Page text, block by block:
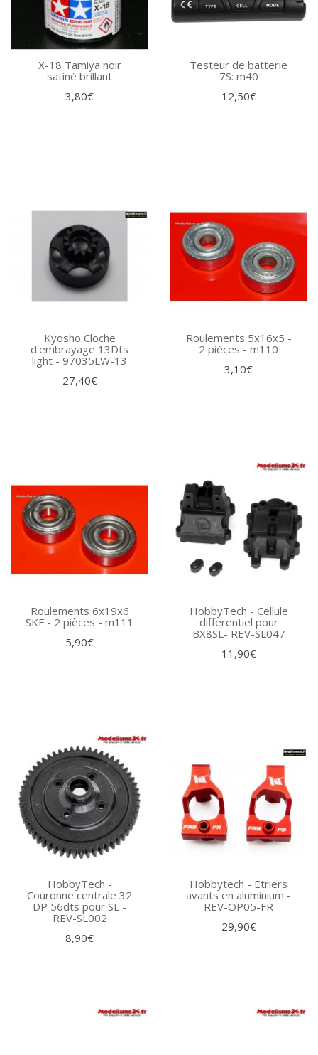
X-18 Tamiya noir
satiné brillant
3,80€
Testeur de batterie
7S: m40
12,50€
Kyosho Cloche
d'embrayage 13Dts
light - 97035LW-13
27,40€
Roulements 5x16x5 -
2 pièces - m110
3,10€
Roulements 6x19x6
SKF - 2 pièces - m111
5,90€
HobbyTech - Cellule
differentiel pour
BX8SL- REV-SL047
11,90€
HobbyTech -
Couronne centrale 32
DP 56dts pour SL -
REV-SL002
8,90€
Hobbytech - Etriers
avants en aluminium -
REV-OP05-FR
29,90€